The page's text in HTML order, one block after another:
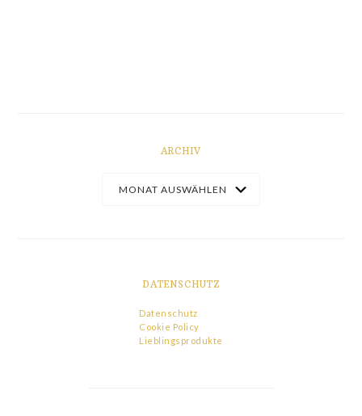
ARCHIV
DATENSCHUTZ
Datenschutz
Cookie Policy
Lieblingsprodukte